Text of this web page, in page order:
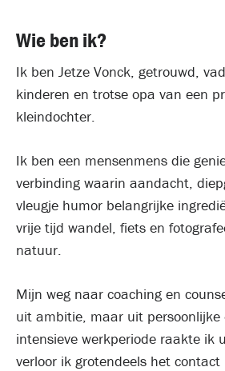
Wie ben ik?
Ik ben Jetze Vonck, getrouwd,
kinderen en trotse opa van een
kleindochter.
Ik ben een mensenmens die
verbinding waarin aandacht,
vleugje humor belangrijke
vrije tijd wandel, fiets en
natuur.
Mijn weg naar coaching en
uit ambitie, maar uit persoonlijke
intensieve werkperiode raakte ik
verloor ik grotendeels het